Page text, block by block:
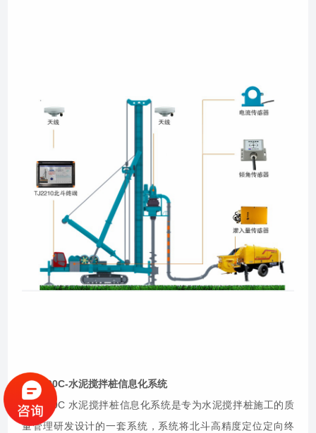
IPS-200C-水泥搅拌桩信息化系统
IPS-200C 水泥搅拌桩信息化系统是专为水泥搅拌桩施工的质
量管理研发设计的一套系统，系统将北斗高精度定位定向终